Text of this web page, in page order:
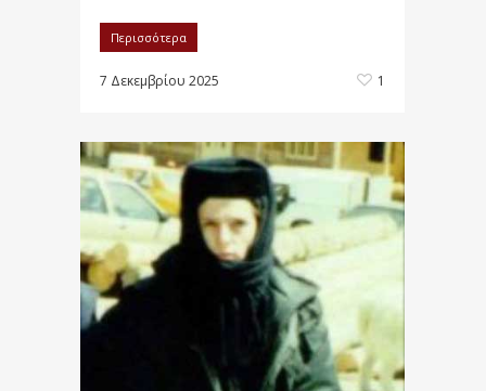
Περισσότερα
7 Δεκεμβρίου 2025 1